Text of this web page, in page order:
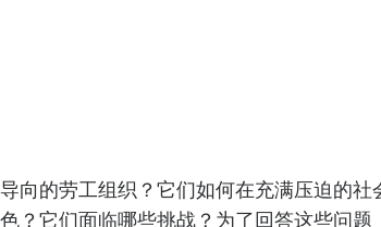
向的劳工组织？它们如何在充满压迫的社
？它们面临哪些挑战？为了回答这些问题